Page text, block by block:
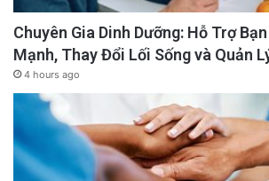
Chuyên Gia Dinh Dưỡng: Hỗ Trợ
Mạnh, Thay Đổi Lối Sống và Quản
4 hours ago